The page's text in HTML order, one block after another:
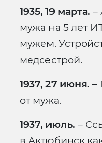
1935, 19 марта. –
мужа на 5 лет
мужем.
медсестрой.
1937, 27 июня. –
от мужа.
1937, июль. –
в Актюбинск